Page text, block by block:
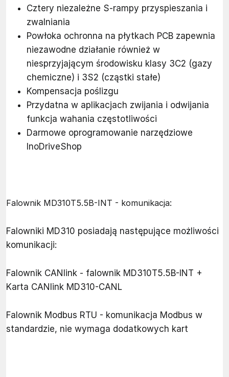
Cztery niezależne S-rampy przyspieszania i
zwalniania
Powłoka ochronna na płytkach PCB zapewnia
niezawodne działanie również w
niesprzyjającym środowisku klasy 3C2 (gazy
chemiczne) i 3S2 (cząstki stałe)
Kompensacja poślizgu
Przydatna w aplikacjach zwijania i odwijania
funkcja wahania częstotliwości
Darmowe oprogramowanie narzędziowe
InoDriveShop
Falownik MD310T5.5B-INT - komunikacja:
Falowniki MD310 posiadają następujące możliwości
komunikacji:
Falownik CANlink - falownik MD310T5.5B-INT +
Karta CANlink MD310-CANL
Falownik Modbus RTU - komunikacja Modbus w
standardzie, nie wymaga dodatkowych kart